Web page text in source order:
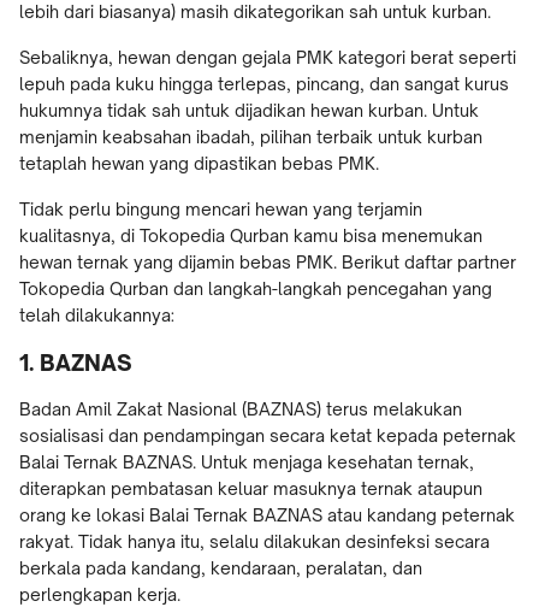
lebih dari biasanya) masih dikategorikan sah untuk kurban.
Sebaliknya, hewan dengan gejala PMK kategori berat seperti
lepuh pada kuku hingga terlepas, pincang, dan sangat kurus
hukumnya tidak sah untuk dijadikan hewan kurban. Untuk
menjamin keabsahan ibadah, pilihan terbaik untuk kurban
tetaplah hewan yang dipastikan bebas PMK.
Tidak perlu bingung mencari hewan yang terjamin
kualitasnya, di Tokopedia Qurban kamu bisa menemukan
hewan ternak yang dijamin bebas PMK. Berikut daftar partner
Tokopedia Qurban dan langkah-langkah pencegahan yang
telah dilakukannya:
1. BAZNAS
Badan Amil Zakat Nasional (BAZNAS) terus melakukan
sosialisasi dan pendampingan secara ketat kepada peternak
Balai Ternak BAZNAS. Untuk menjaga kesehatan ternak,
diterapkan pembatasan keluar masuknya ternak ataupun
orang ke lokasi Balai Ternak BAZNAS atau kandang peternak
rakyat. Tidak hanya itu, selalu dilakukan desinfeksi secara
berkala pada kandang, kendaraan, peralatan, dan
perlengkapan kerja.